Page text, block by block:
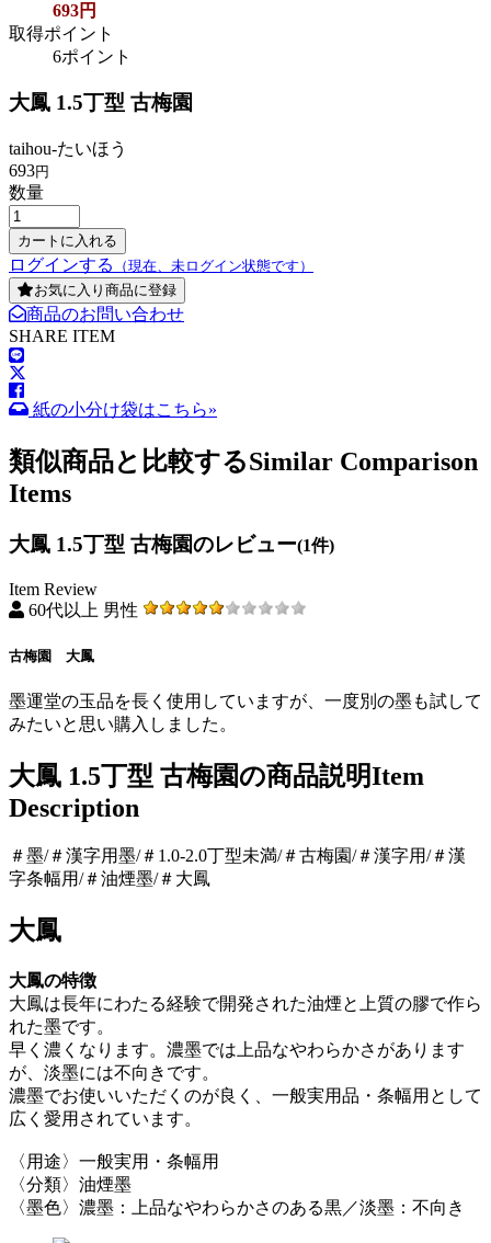
693円
取得ポイント
6ポイント
大鳳 1.5丁型 古梅園
taihou-たいほう
693円
数量
ログインする
（現在、未ログイン状態です）
お気に入り商品に登録
商品のお問い合わせ
SHARE ITEM
紙の小分け袋はこちら»
類似商品と比較するSimilar Comparison
Items
大鳳 1.5丁型 古梅園のレビュー(1件)
Item Review
60代以上 男性
古梅園 大鳳
墨運堂の玉品を長く使用していますが、一度別の墨も試して
みたいと思い購入しました。
大鳳 1.5丁型 古梅園の商品説明Item
Description
＃墨/＃漢字用墨/＃1.0-2.0丁型未満/＃古梅園/＃漢字用/＃漢
字条幅用/＃油煙墨/＃大鳳
大鳳
大鳳の特徴
大鳳は長年にわたる経験で開発された油煙と上質の膠で作ら
れた墨です。
早く濃くなります。濃墨では上品なやわらかさがあります
が、淡墨には不向きです。
濃墨でお使いいただくのが良く、一般実用品・条幅用として
広く愛用されています。
〈用途〉一般実用・条幅用
〈分類〉油煙墨
〈墨色〉濃墨：上品なやわらかさのある黒／淡墨：不向き